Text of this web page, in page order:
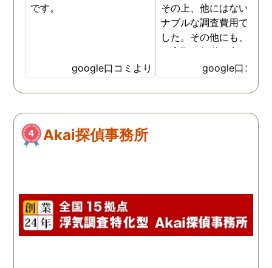
です。
google口コミより
その上、他にはないリー
ナブルな調査費用で済み
した。その他にも、相談
ら実際に行動に出て頂い
のが、スゴく早く問題を
決していただき、大変助
りました。 次回も是非
しろ最初の相談の段階が
google口コミ
Akai探偵事務所